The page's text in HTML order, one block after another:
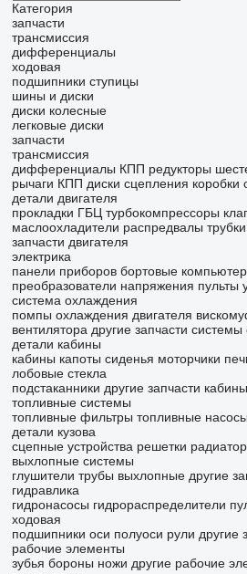
Категория
запчасти
трансмиссия
дифференциалы
ходовая
подшипники ступицы
шины и диски
диски колесные
легковые диски
запчасти
трансмиссия
дифференциалы КПП редукторы
рычаги КПП диски сцепления коробки
детали двигателя
прокладки ГБЦ турбокомпрессоры
маслоохладители распредвалы
запчасти двигателя
электрика
панели приборов бортовые
преобразователи напряжения пульты
система охлаждения
помпы охлаждения двигателя
вентилятора другие запчасти
детали кабины
кабины капоты сиденья моторчики
лобовые стекла
подстаканники другие запчасти кабины
топливные системы
топливные фильтры топливные насосы
детали кузова
сцепные устройства решетки
выхлопные системы
глушители трубы выхлопные другие
гидравлика
гидронасосы гидрораспределители
ходовая
подшипники оси полуоси рули другие
рабочие элементы
зубья бороны ножи другие рабочие